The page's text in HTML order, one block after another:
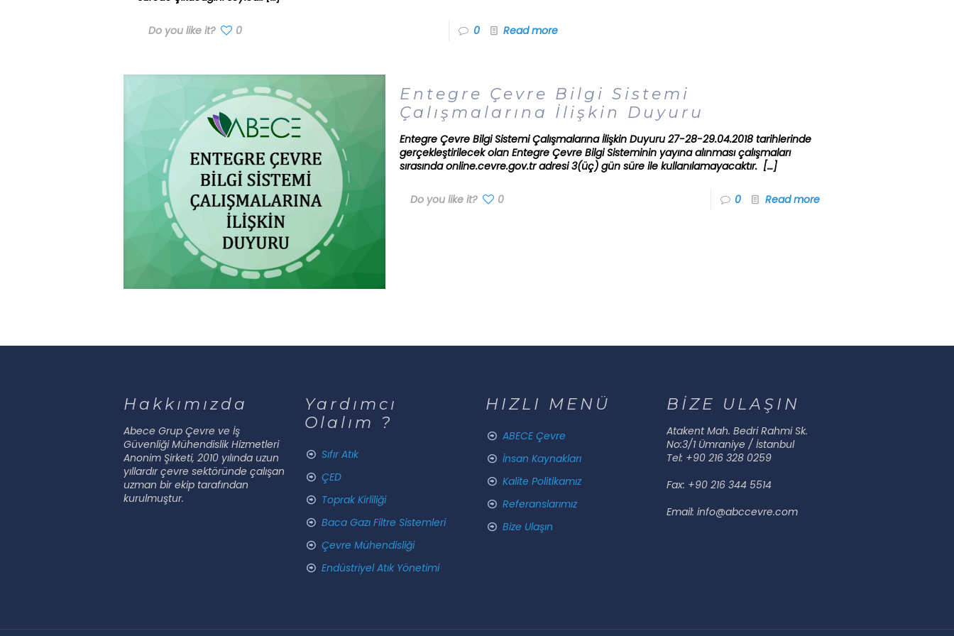
Do you like it? 0 0 Read more
Entegre Çevre Bilgi Sistemi
Çalışmalarına İlişkin Duyuru
Entegre Çevre Bilgi Sistemi Çalışmalarına İlişkin Duyuru 27-28-29.04.2018 tarihlerinde
gerçekleştirilecek olan Entegre Çevre Bilgi Sisteminin yayına alınması çalışmaları
sırasında online.cevre.gov.tr adresi 3(üç) gün süre ile kullanılamayacaktır. […]
Do you like it? 0 0 Read more
Hakkımızda
Abece Grup Çevre ve İş
Güvenliği Mühendislik Hizmetleri
Anonim Şirketi, 2010 yılında uzun
yıllardır çevre sektöründe çalışan
uzman bir ekip tarafından
kurulmuştur.
Yardımcı
Olalım ?
Sıfır Atık
ÇED
Toprak Kirliliği
Baca Gazı Filtre Sistemleri
Çevre Mühendisliği
Endüstriyel Atık Yönetimi
HIZLI MENÜ
ABECE Çevre
İnsan Kaynakları
Kalite Politikamız
Referanslarımız
Bize Ulaşın
BİZE ULAŞIN
Atakent Mah. Bedri Rahmi Sk.
No:3/1 Ümraniye / İstanbul
Tel: +90 216 328 0259
Fax: +90 216 344 5514
Email: info@abccevre.com